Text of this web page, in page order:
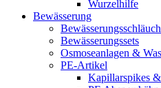
Wurzelhilfe
Bewässerung
Bewässerungssets
Osmoseanlagen &
PE-Artikel
Kapillarspikes